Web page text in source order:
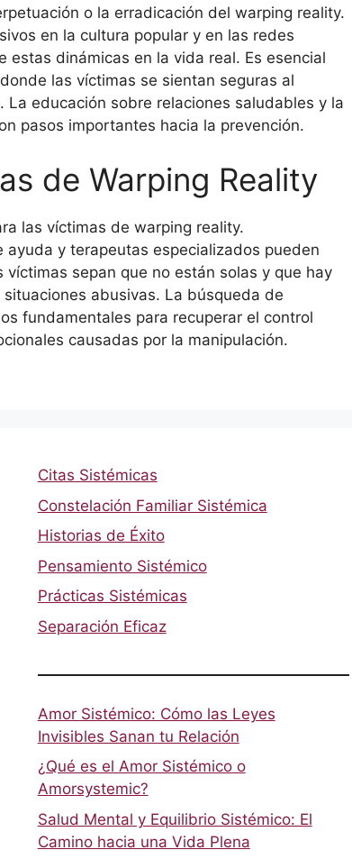
o la erradicación del warping reality.
en la cultura popular y en las redes
dinámicas en la vida real. Es esencial
las víctimas se sientan seguras al
educación sobre relaciones saludables y la
pasos importantes hacia la prevención.
de Warping Reality
las víctimas de warping reality.
y terapeutas especializados pueden
sepan que no están solas y que hay
abusivas. La búsqueda de
fundamentales para recuperar el control
causadas por la manipulación.
Citas Sistémicas
Constelación Familiar Sistémica
Historias de Éxito
Pensamiento Sistémico
Prácticas Sistémicas
Separación Eficaz
Amor Sistémico: Cómo las Leyes
Invisibles Sanan tu Relación
¿Qué es el Amor Sistémico o
Amorsystemic?
Salud Mental y Equilibrio Sistémico: El
Camino hacia una Vida Plena